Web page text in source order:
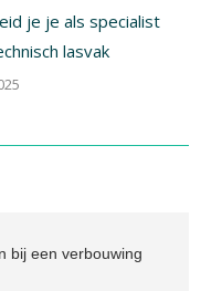
je je als specialist
lasvak
bij een verbouwing